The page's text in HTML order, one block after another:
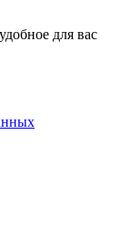
для вас